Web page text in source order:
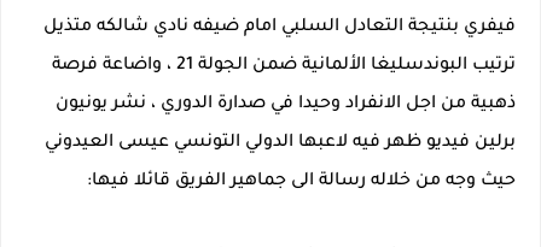
فيفري بنتيجة التعادل السلبي امام ضيفه نادي شالكه متذيل
ترتيب البوندسليغا الألمانية ضمن الجولة 21 ، واضاعة فرصة
ذهبية من اجل الانفراد وحيدا في صدارة الدوري ، نشر يونيون
برلين فيديو ظهر فيه لاعبها الدولي التونسي عيسى العيدوني
حيث وجه من خلاله رسالة الى جماهير الفريق قائلا فيها: